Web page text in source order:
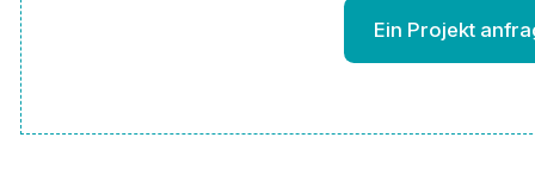
Ein Projekt